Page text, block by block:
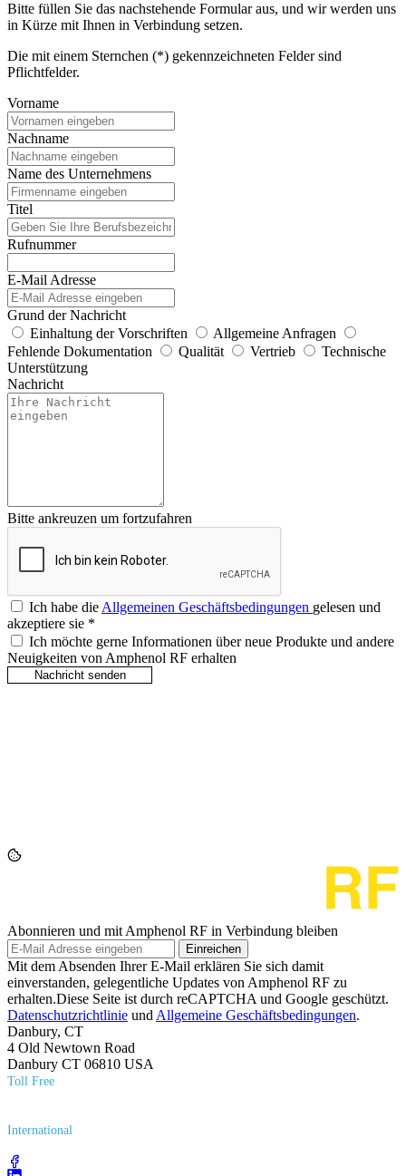
Bitte füllen Sie das nachstehende Formular aus, und wir werden uns
in Kürze mit Ihnen in Verbindung setzen.
Die mit einem Sternchen (*) gekennzeichneten Felder sind
Pflichtfelder.
Vorname
Nachname
Name des Unternehmens
Titel
Rufnummer
E-Mail Adresse
Grund der Nachricht
Einhaltung der Vorschriften
Allgemeine Anfragen
Fehlende Dokumentation
Qualität Vertrieb
Technische
Unterstützung
Nachricht
Bitte ankreuzen um fortzufahren
Ich habe dieAllgemeinen Geschäftsbedingungen gelesen und
akzeptiere sie *
Ich möchte gerne Informationen über neue Produkte und andere
Neuigkeiten von Amphenol RF erhalten
Abonnieren und mit Amphenol RF in Verbindung bleiben
Einreichen
Mit dem Absenden Ihrer E-Mail erklären Sie sich damit
einverstanden, gelegentliche Updates von Amphenol RF zu
erhalten.Diese Seite ist durch reCAPTCHA und Google geschützt.
Datenschutzrichtlinie und Allgemeine Geschäftsbedingungen.
Danbury, CT
4 Old Newtown Road
Danbury CT 06810 USA
Toll Free
International